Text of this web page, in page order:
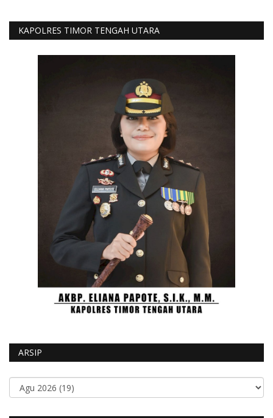
KAPOLRES TIMOR TENGAH UTARA
ARSIP